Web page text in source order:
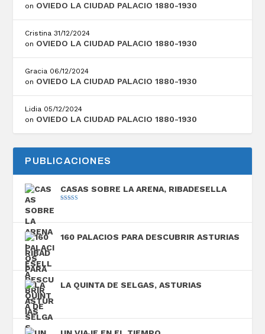
on OVIEDO LA CIUDAD PALACIO 1880-1930
Cristina 31/12/2024
on OVIEDO LA CIUDAD PALACIO 1880-1930
Gracia 06/12/2024
on OVIEDO LA CIUDAD PALACIO 1880-1930
Lidia 05/12/2024
on OVIEDO LA CIUDAD PALACIO 1880-1930
PUBLICACIONES
CASAS SOBRE LA ARENA, RIBADESELLA
160 PALACIOS PARA DESCUBRIR ASTURIAS
LA QUINTA DE SELGAS, ASTURIAS